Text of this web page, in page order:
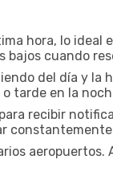
hora, lo ideal
cuando
del día y la
tarde en la
recibir
aeropuertos.